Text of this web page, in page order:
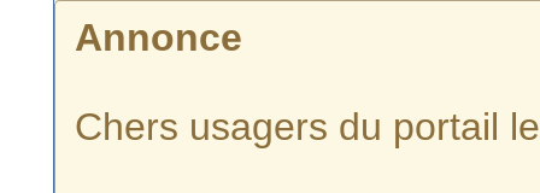
Annonce
Chers usagers du portail